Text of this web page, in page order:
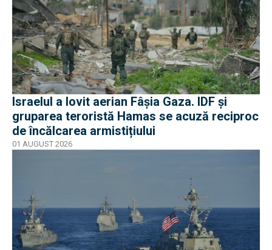
Israelul a lovit aerian Fâșia Gaza. IDF și
gruparea teroristă Hamas se acuză reciproc
de încălcarea armistițiului
01 AUGUST 2026